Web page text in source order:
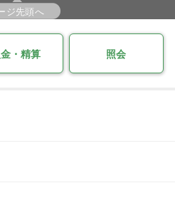
ジ先頭へ
金・精算 照会